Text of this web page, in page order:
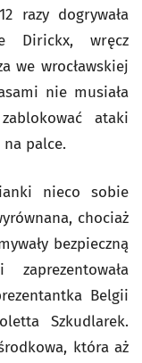
razy dogrywała
Dirickx, wręcz
we wrocławskiej
nie musiała
ataki
na palce.
nieco sobie
chociaż
bezpieczną
Belgii
Szkudlarek.
która aż